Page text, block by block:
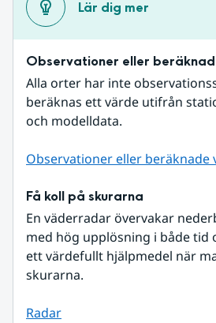
Lär dig mer
Observationer eller
Alla orter har inte
beräknas ett värde utifrån
och modelldata.
Observationer eller beräknade
Få koll på skurarna
En väderradar övervakar
med hög upplösning i både tid
ett värdefullt hjälpmedel när
skurarna.
Radar